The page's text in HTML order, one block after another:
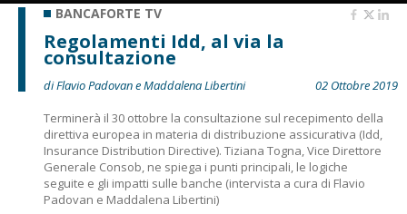
BANCAFORTE TV
Regolamenti Idd, al via la
consultazione
di Flavio Padovan e Maddalena Libertini
02 Ottobre 2019
Terminerà il 30 ottobre la consultazione sul recepimento della
direttiva europea in materia di distribuzione assicurativa (Idd,
Insurance Distribution Directive). Tiziana Togna, Vice Direttore
Generale Consob, ne spiega i punti principali, le logiche
seguite e gli impatti sulle banche (intervista a cura di Flavio
Padovan e Maddalena Libertini)